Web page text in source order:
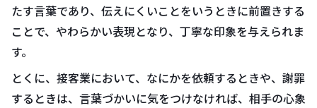
たす言葉であり、伝えにくいことをいうときに前置きする
ことで、やわらかい表現となり、丁寧な印象を与えられま
す。
とくに、接客業において、なにかを依頼するときや、謝罪
するときは、言葉づかいに気をつけなければ、相手の心象